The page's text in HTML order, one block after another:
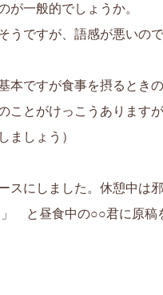
が一般的でしょうか。
ですが、語感が悪いの
ですが食事を摂るとき
とがけっこうあります
ましょう）
にしました。休憩中は
昼食中の○○君に原稿